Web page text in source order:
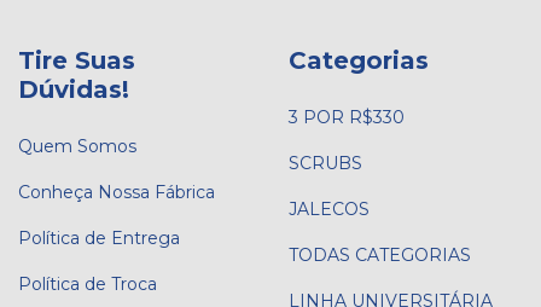
Tire Suas
Dúvidas!
Quem Somos
Conheça Nossa Fábrica
Política de Entrega
Política de Troca
Categorias
3 POR R$330
SCRUBS
JALECOS
TODAS CATEGORIAS
LINHA UNIVERSITÁRIA